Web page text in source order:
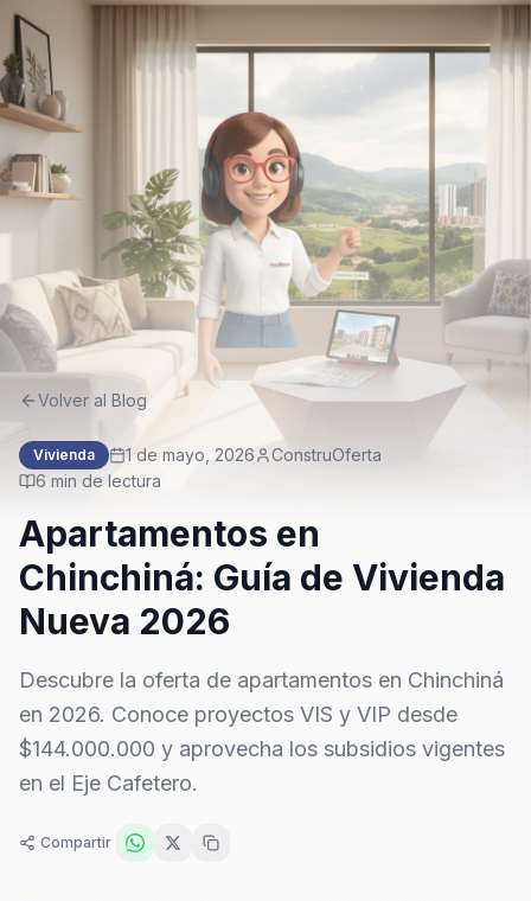
Volver al Blog
Vivienda 1 de mayo, 2026
ConstruOferta
6 min de lectura
Apartamentos en
Chinchiná: Guía de Vivienda
Nueva 2026
Descubre la oferta de apartamentos en Chinchiná
en 2026. Conoce proyectos VIS y VIP desde
$144.000.000 y aprovecha los subsidios vigentes
en el Eje Cafetero.
Compartir